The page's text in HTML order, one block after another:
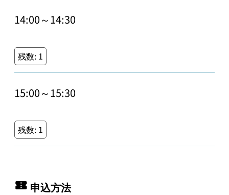
14:00～14:30
残数: 1
15:00～15:30
残数: 1
申込方法